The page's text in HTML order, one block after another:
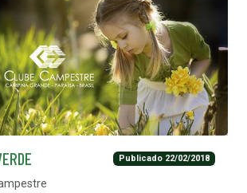
Publicado 22/02/2018